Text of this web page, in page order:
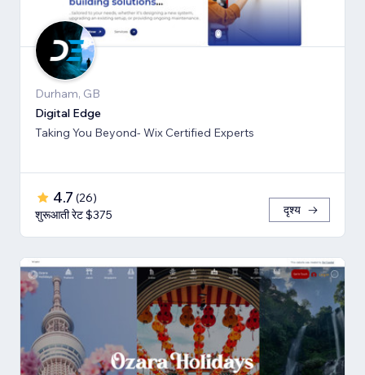
Durham, GB
Digital Edge
Taking You Beyond- Wix Certified Experts
4.7 (26)
शुरूआती रेट $375
दृश्य